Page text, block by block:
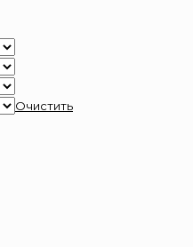
Очистить